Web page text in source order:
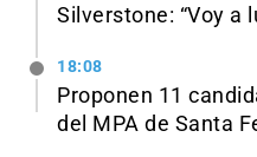
Silverstone: “Voy a
18:08
Proponen 11
del MPA de Santa